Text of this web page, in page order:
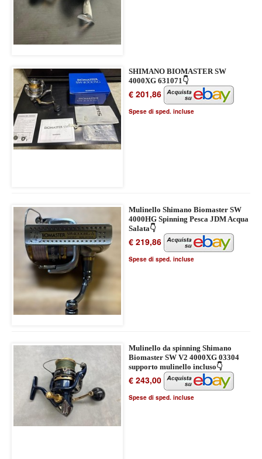
SHIMANO BIOMASTER SW
4000XG 631071👇
€ 201,86
Spese di sped. incluse
Mulinello Shimano Biomaster SW
4000HG Spinning Pesca JDM Acqua
Salata👇
€ 219,86
Spese di sped. incluse
Mulinello da spinning Shimano
Biomaster SW V2 4000XG 03304
supporto mulinello incluso👇
€ 243,00
Spese di sped. incluse